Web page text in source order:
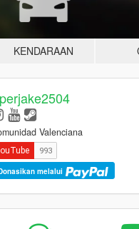
KENDARAAN
Valenciana
melalui